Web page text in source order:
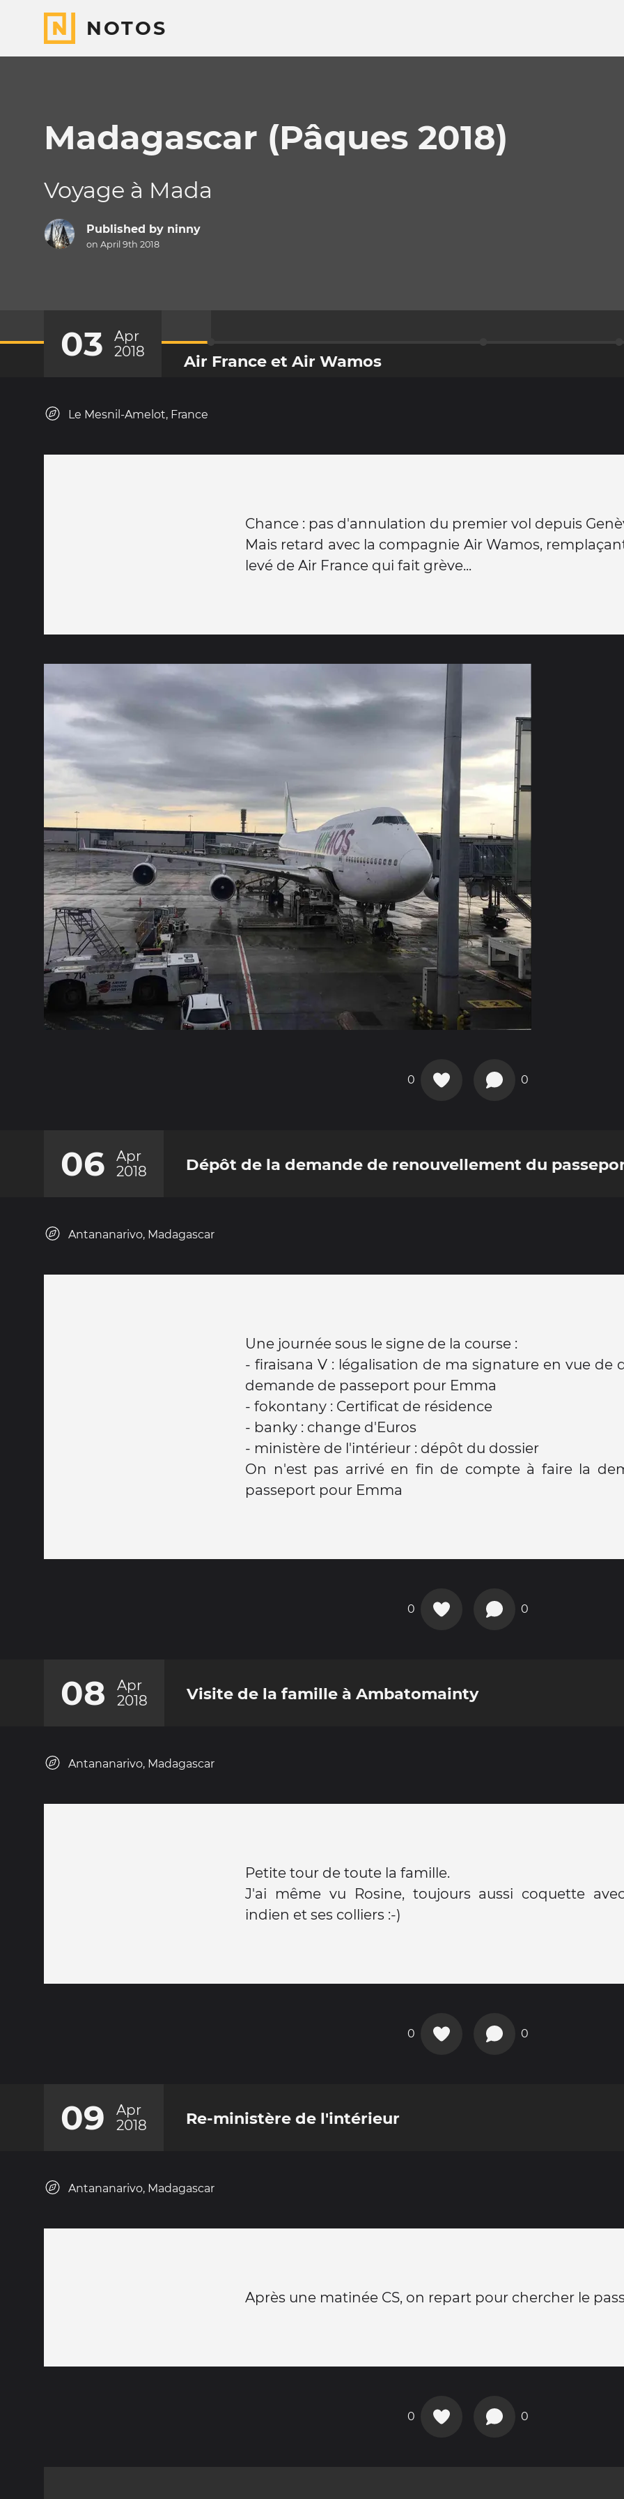
NOTOS
Madagascar (Pâques 2018)
Voyage à Mada
Published by ninny
on April 9th 2018
03
Apr
2018
Air France et Air Wamos
Le Mesnil-Amelot, France
Chance : pas d'annulation du premier vol depuis
Mais retard avec la compagnie Air Wamos,
levé de Air France qui fait grève...
0 0
06
Apr
2018
Dépôt de la demande de renouvellement du
Antananarivo, Madagascar
Une journée sous le signe de la course :
- firaisana V : légalisation de ma signature en vue de
demande de passeport pour Emma
- fokontany : Certificat de résidence
- banky : change d'Euros
- ministère de l'intérieur : dépôt du dossier
On n'est pas arrivé en fin de compte à faire la
passeport pour Emma
0 0
08
Apr
2018
Visite de la famille à Ambatomainty
Antananarivo, Madagascar
Petite tour de toute la famille.
J'ai même vu Rosine, toujours aussi coquette
indien et ses colliers :-)
0 0
09
Apr
2018
Re-ministère de l'intérieur
Antananarivo, Madagascar
Après une matinée CS, on repart pour chercher le
0 0